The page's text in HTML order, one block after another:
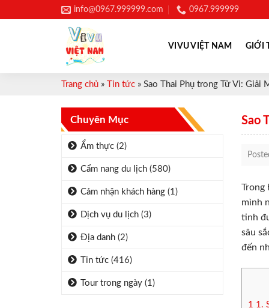
to
info@0967.999999.com 0967.999999
VIVU VIỆT NAM GIỚI
Trang chủ » Tin tức » Sao Thai Phụ trong Tử Vi: Giải
Chuyên Mục
Ẩm thực (2)
Cẩm nang du lịch (580)
Cảm nhận khách hàng (1)
Dịch vụ du lịch (3)
Địa danh (2)
Tin tức (416)
Tour trong ngày (1)
Sao
Trong
mình
tinh
sâu
đến
1 1.